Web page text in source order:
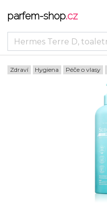
parfem-shop.cz
Zdraví Hygiena Péče o vlasy